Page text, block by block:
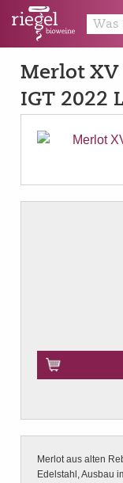
Merlot
IGT 2022
Merlot aus alten
Edelstahl, Ausbau